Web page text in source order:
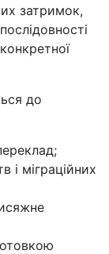
затримок,
до
і міграційних